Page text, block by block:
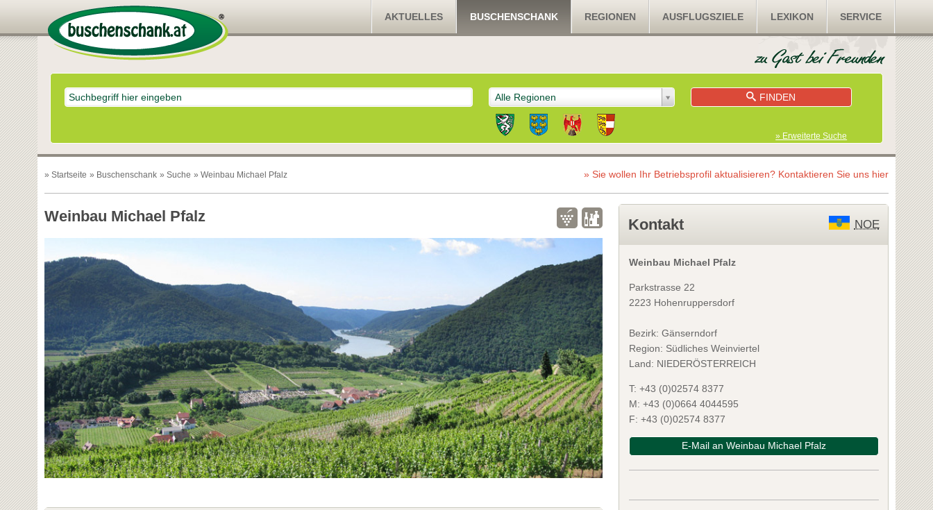
AKTUELLES BUSCHENSCHANK REGIONEN AUSFLUGSZIELE LEXIKON SERVICE
Alle Regionen FINDEN
» Erweiterte Suche
» Startseite » Buschenschank » Suche » Weinbau Michael Pfalz
Weinbau Michael Pfalz
» Sie wollen Ihr Betriebsprofil aktualisieren? Kontaktieren Sie uns hier
Kontakt NOE
Weinbau Michael Pfalz
Parkstrasse 22
2223 Hohenruppersdorf
Bezirk: Gänserndorf
Region: Südliches Weinviertel
Land: NIEDERÖSTERREICH
T: +43 (0)02574 8377
M: +43 (0)0664 4044595
F: +43 (0)02574 8377
E-Mail an Weinbau Michael Pfalz